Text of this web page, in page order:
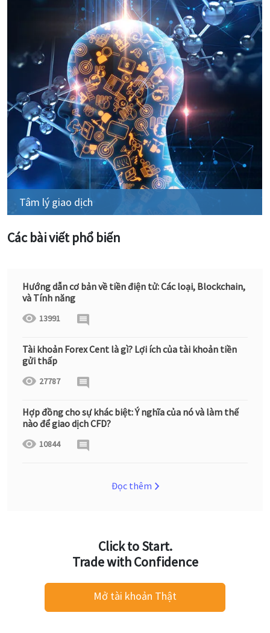
Tâm lý giao dịch
Các bài viết phổ biến
Hướng dẫn cơ bản về tiền điện tử: Các loại, Blockchain,
và Tính năng
13991
Tài khoản Forex Cent là gì? Lợi ích của tài khoản tiền
gửi thấp
27787
Hợp đồng cho sự khác biệt: Ý nghĩa của nó và làm thế
nào để giao dịch CFD?
10844
Đọc thêm
Click to Start.
Trade with Confidence
Mở tài khoản Thật